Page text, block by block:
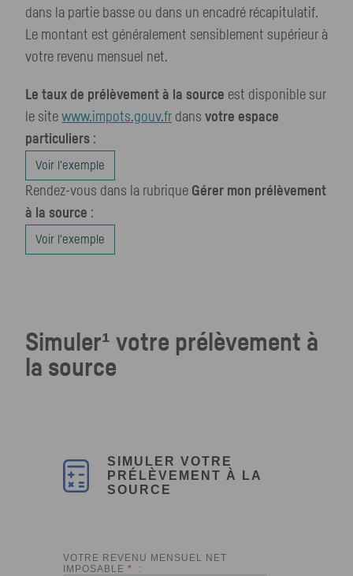
dans la partie basse ou dans un encadré récapitulatif.
Le montant est généralement sensiblement supérieur à
votre revenu mensuel net.
Le taux de prélèvement à la source est disponible sur
le site www.impots.gouv.fr dans votre espace
particuliers :
Voir l'exemple
Rendez-vous dans la rubrique Gérer mon prélèvement
à la source :
Voir l'exemple
Simuler¹ votre prélèvement à
la source
SIMULER VOTRE
PRÉLÈVEMENT À LA
SOURCE
VOTRE REVENU MENSUEL NET
IMPOSABLE * :